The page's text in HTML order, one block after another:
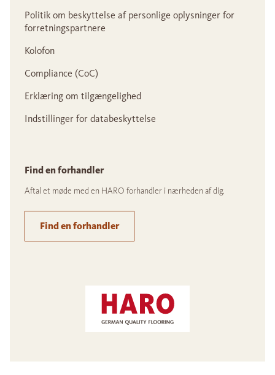
Politik om beskyttelse af personlige oplysninger for
forretningspartnere
Kolofon
Compliance (CoC)
Erklæring om tilgængelighed
Indstillinger for databeskyttelse
Find en forhandler
Aftal et møde med en HARO forhandler i nærheden af dig.
Find en forhandler